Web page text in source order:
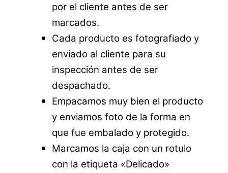
por el cliente antes de ser
marcados.
Cada producto es fotografiado y
enviado al cliente para su
inspección antes de ser
despachado.
Empacamos muy bien el producto
y enviamos foto de la forma en
que fue embalado y protegido.
Marcamos la caja con un rotulo
con la etiqueta «Delicado»